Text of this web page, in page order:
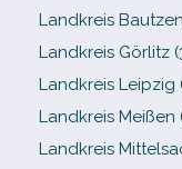
Landkreis
Landkreis Görlitz
Landkreis Leipzig
Landkreis Meißen
Landkreis